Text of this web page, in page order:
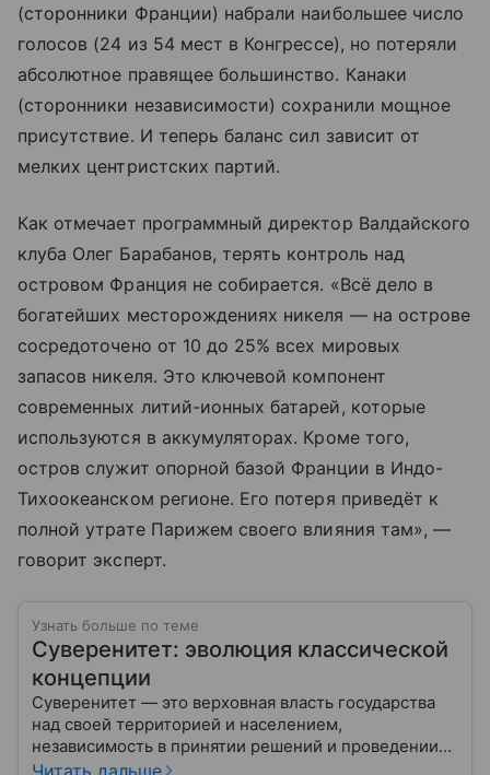
(сторонники Франции) набрали наибольшее число
голосов (24 из 54 мест в Конгрессе), но потеряли
абсолютное правящее большинство. Канаки
(сторонники независимости) сохранили мощное
присутствие. И теперь баланс сил зависит от
мелких центристских партий.
Как отмечает программный директор Валдайского
клуба Олег Барабанов, терять контроль над
островом Франция не собирается. «Всё дело в
богатейших месторождениях никеля — на острове
сосредоточено от 10 до 25% всех мировых
запасов никеля. Это ключевой компонент
современных литий-ионных батарей, которые
используются в аккумуляторах. Кроме того,
остров служит опорной базой Франции в Индо-
Тихоокеанском регионе. Его потеря приведёт к
полной утрате Парижем своего влияния там», —
говорит эксперт.
Узнать больше по теме
Суверенитет: эволюция классической
концепции
Суверенитет — это верховная власть государства
над своей территорией и населением,
независимость в принятии решений и проведении
внешней политики.
Читать дальше